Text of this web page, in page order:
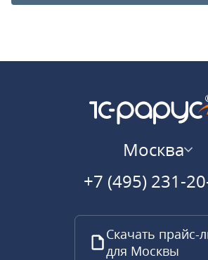
Москва
+7 (495) 231-
Скачать прайс-
для Москвы